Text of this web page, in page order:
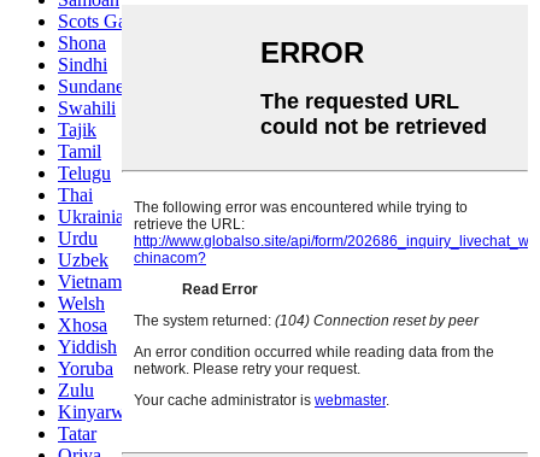
Scots Gaelic
Shona
Sindhi
Sundanese
Swahili
Tajik
Tamil
Telugu
Thai
Ukrainian
Urdu
Uzbek
Vietnamese
Welsh
Xhosa
Yiddish
Yoruba
Zulu
Kinyarwanda
Tatar